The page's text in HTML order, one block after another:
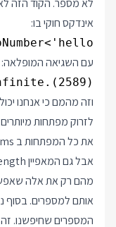
אינדקס חוקי בו:
עם השגיאה המופלאה:
וזה מהמם כי אנחנו
מהם רק את אלה
המספרים שחיפשנו.